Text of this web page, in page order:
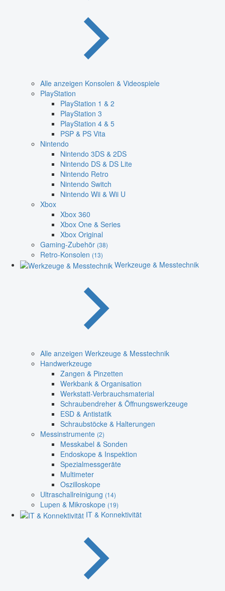
Alle anzeigen Konsolen & Videospiele
PlayStation
PlayStation 1 & 2
PlayStation 3
PlayStation 4 & 5
PSP & PS Vita
Nintendo
Nintendo 3DS & 2DS
Nintendo DS & DS Lite
Nintendo Retro
Nintendo Switch
Nintendo Wii & Wii U
Xbox
Xbox 360
Xbox One & Series
Xbox Original
Gaming-Zubehör (38)
Retro-Konsolen (13)
Werkzeuge & Messtechnik
Alle anzeigen Werkzeuge & Messtechnik
Handwerkzeuge
Zangen & Pinzetten
Werkbank & Organisation
Werkstatt-Verbrauchsmaterial
Schraubendreher & Öffnungswerkzeuge
ESD & Antistatik
Schraubstöcke & Halterungen
Messinstrumente (2)
Messkabel & Sonden
Endoskope & Inspektion
Spezialmessgeräte
Multimeter
Oszilloskope
Ultraschallreinigung (14)
Lupen & Mikroskope (19)
IT & Konnektivität